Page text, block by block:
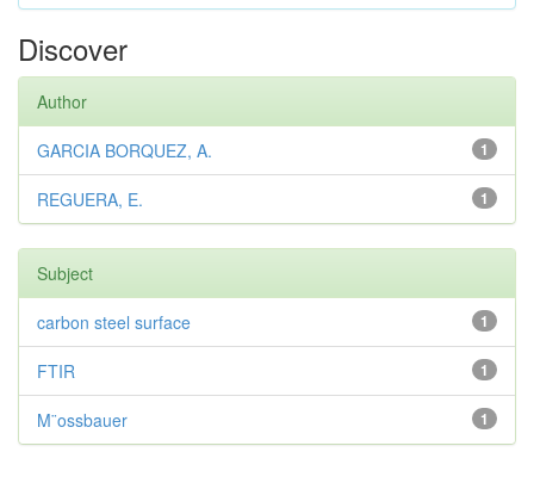
Discover
Author
1
GARCIA BORQUEZ, A.
1
REGUERA, E.
Subject
1
carbon steel surface
1
FTIR
1
M¨ossbauer